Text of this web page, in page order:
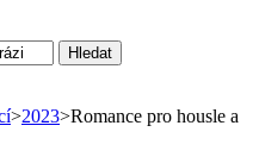
Hledat
>2023>Romance pro housle a